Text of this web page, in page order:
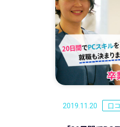
2019.11.20 口